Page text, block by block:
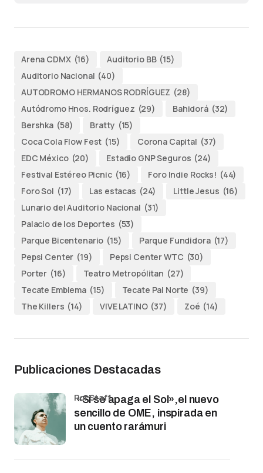
Arena CDMX (16) Auditorio BB (15)
Auditorio Nacional (40)
AUTODROMO HERMANOS RODRÍGUEZ (28)
Autódromo Hnos. Rodríguez (29) Bahidorá (32)
Bershka (58) Bratty (15)
Coca Cola Flow Fest (15) Corona Capital (37)
EDC México (20) Estadio GNP Seguros (24)
Festival Estéreo Picnic (16) Foro Indie Rocks! (44)
Foro Sol (17) Las estacas (24) Little Jesus (16)
Lunario del Auditorio Nacional (31)
Palacio de los Deportes (53)
Parque Bicentenario (15) Parque Fundidora (17)
Pepsi Center (19) Pepsi Center WTC (30)
Porter (16) Teatro Metropólitan (27)
Tecate Emblema (15) Tecate Pal Norte (39)
The Killers (14) VIVE LATINO (37) Zoé (14)
Publicaciones Destacadas
«Si se apaga el Sol»,el nuevo
sencillo de OME, inspirada en
un cuento rarámuri
por Staff